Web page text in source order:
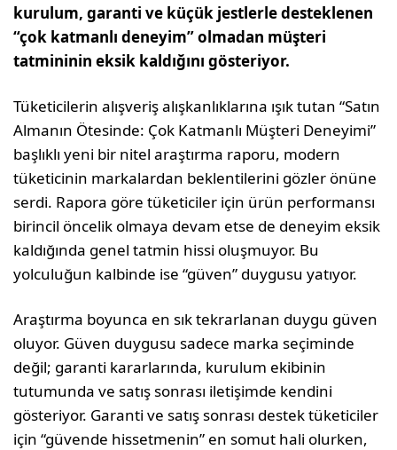
kurulum, garanti ve küçük jestlerle desteklenen
“çok katmanlı deneyim” olmadan müşteri
tatmininin eksik kaldığını gösteriyor.
Tüketicilerin alışveriş alışkanlıklarına ışık tutan “Satın
Almanın Ötesinde: Çok Katmanlı Müşteri Deneyimi”
başlıklı yeni bir nitel araştırma raporu, modern
tüketicinin markalardan beklentilerini gözler önüne
serdi. Rapora göre tüketiciler için ürün performansı
birincil öncelik olmaya devam etse de deneyim eksik
kaldığında genel tatmin hissi oluşmuyor. Bu
yolculuğun kalbinde ise “güven” duygusu yatıyor.
Araştırma boyunca en sık tekrarlanan duygu güven
oluyor. Güven duygusu sadece marka seçiminde
değil; garanti kararlarında, kurulum ekibinin
tutumunda ve satış sonrası iletişimde kendini
gösteriyor. Garanti ve satış sonrası destek tüketiciler
için “güvende hissetmenin” en somut hali olurken,